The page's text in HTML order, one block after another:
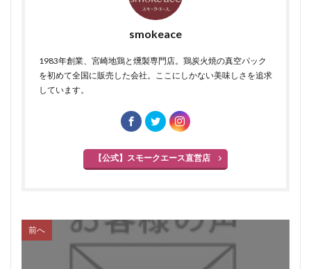
smokeace
1983年創業、宮崎地鶏と燻製専門店。鶏炭火焼の真空パック
を初めて全国に販売した会社。ここにしかない美味しさを追求
しています。
【公式】スモークエース直営店
前へ